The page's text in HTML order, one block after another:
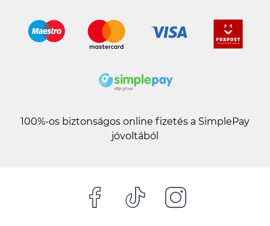
100%-os biztonságos online fizetés a SimplePay